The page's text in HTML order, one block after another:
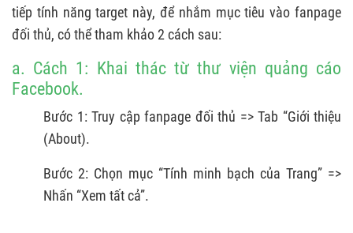
tiếp tính năng target này, để nhắm mục tiêu vào fanpage
đối thủ, có thể tham khảo 2 cách sau:
a. Cách 1: Khai thác từ thư viện quảng cáo
Facebook.
Bước 1: Truy cập fanpage đối thủ => Tab “Giới thiệu
(About).
Bước 2: Chọn mục “Tính minh bạch của Trang” =>
Nhấn “Xem tất cả”.